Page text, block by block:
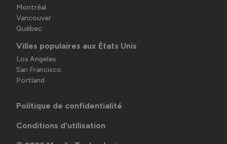
Montréal
Vancouver
Québec
Villes populaires aux États Unis
Los Angeles
San Francisco
Portland
Politique de confidentialité
Conditions d'utilisation